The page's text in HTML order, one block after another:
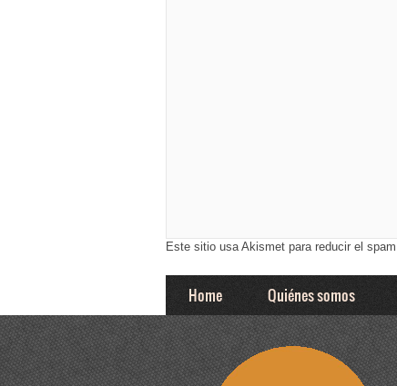
Este sitio usa Akismet para reducir el spam.
Home Quiénes somos